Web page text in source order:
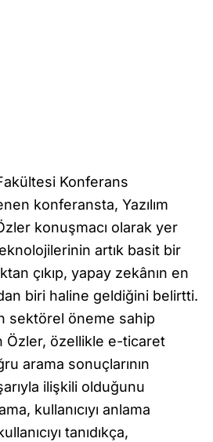
Konferans
konferansta, Yazılım
konuşmacı olarak yer
artık basit bir
çıkıp, yapay zekânın en
biri haline geldiğini belirtti.
sektörel öneme sahip
Özler, özellikle e-ticaret
arama sonuçlarının
ilişkili olduğunu
kullanıcıyı anlama
tanıdıkça,